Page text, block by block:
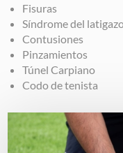
Fisuras
Síndrome del
Contusiones
Pinzamientos
Túnel Carpiano
Codo de tenista
Image